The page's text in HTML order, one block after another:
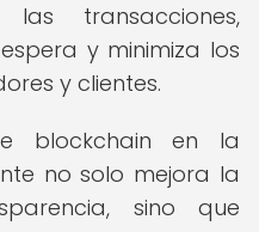
las transacciones,
y minimiza los
y clientes.
blockchain en la
no solo mejora la
sino que